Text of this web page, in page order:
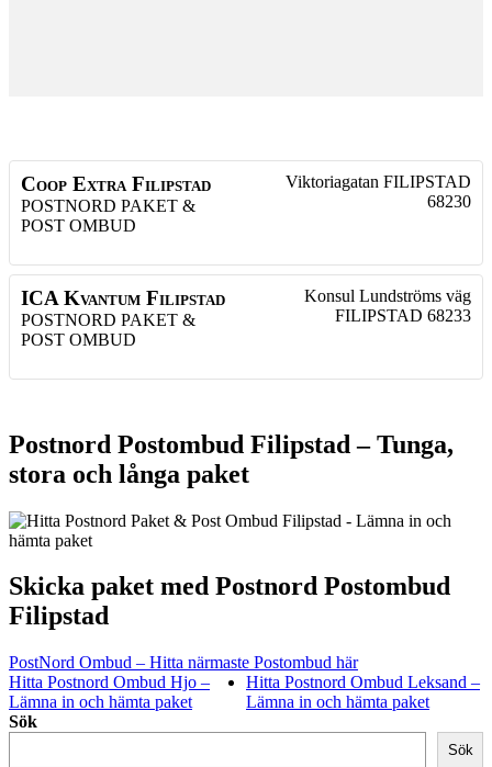
Coop Extra Filipstad
POSTNORD PAKET &
POST OMBUD
Viktoriagatan FILIPSTAD
68230
ICA Kvantum Filipstad
POSTNORD PAKET &
POST OMBUD
Konsul Lundströms väg
FILIPSTAD 68233
Postnord Postombud Filipstad – Tunga,
stora och långa paket
Skicka paket med Postnord Postombud
Filipstad
PostNord Ombud – Hitta närmaste Postombud här
Hitta Postnord Ombud Hjo –
Lämna in och hämta paket
Hitta Postnord Ombud Leksand –
Lämna in och hämta paket
Sök
Sök